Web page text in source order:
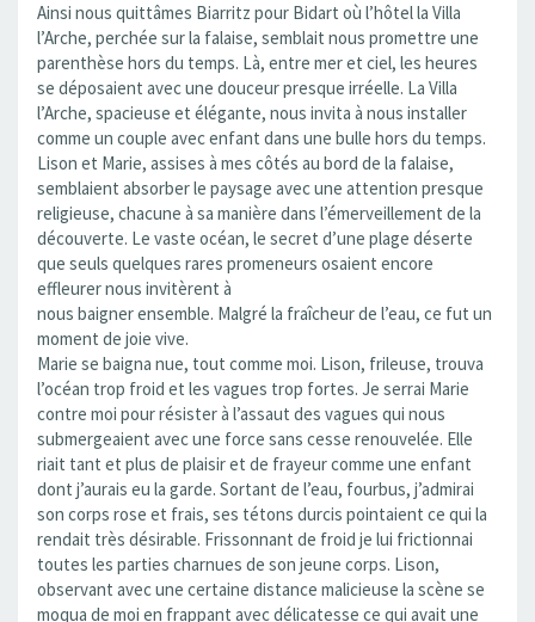
Ainsi nous quittâmes Biarritz pour Bidart où l’hôtel la Villa
l’Arche, perchée sur la falaise, semblait nous promettre une
parenthèse hors du temps. Là, entre mer et ciel, les heures
se déposaient avec une douceur presque irréelle. La Villa
l’Arche, spacieuse et élégante, nous invita à nous installer
comme un couple avec enfant dans une bulle hors du temps.
Lison et Marie, assises à mes côtés au bord de la falaise,
semblaient absorber le paysage avec une attention presque
religieuse, chacune à sa manière dans l’émerveillement de la
découverte. Le vaste océan, le secret d’une plage déserte
que seuls quelques rares promeneurs osaient encore
effleurer nous invitèrent à
nous baigner ensemble. Malgré la fraîcheur de l’eau, ce fut un
moment de joie vive.
Marie se baigna nue, tout comme moi. Lison, frileuse, trouva
l’océan trop froid et les vagues trop fortes. Je serrai Marie
contre moi pour résister à l’assaut des vagues qui nous
submergeaient avec une force sans cesse renouvelée. Elle
riait tant et plus de plaisir et de frayeur comme une enfant
dont j’aurais eu la garde. Sortant de l’eau, fourbus, j’admirai
son corps rose et frais, ses tétons durcis pointaient ce qui la
rendait très désirable. Frissonnant de froid je lui frictionnai
toutes les parties charnues de son jeune corps. Lison,
observant avec une certaine distance malicieuse la scène se
moqua de moi en frappant avec délicatesse ce qui avait une